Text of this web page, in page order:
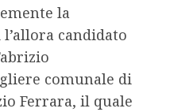
la
candidato
comunale di
Ferrara, il quale